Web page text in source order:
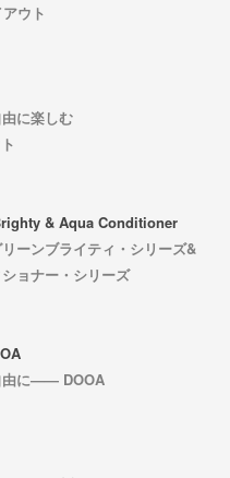
ウト
に楽しむ
& Aqua Conditioner​
ーンブライティ・シリーズ&
ョナー・シリーズ
由に—— DOOA